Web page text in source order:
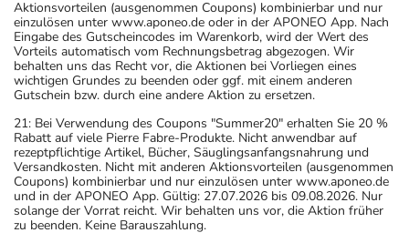
Aktionsvorteilen (ausgenommen Coupons) kombinierbar und nur
einzulösen unter www.aponeo.de oder in der APONEO App. Nach
Eingabe des Gutscheincodes im Warenkorb, wird der Wert des
Vorteils automatisch vom Rechnungsbetrag abgezogen. Wir
behalten uns das Recht vor, die Aktionen bei Vorliegen eines
wichtigen Grundes zu beenden oder ggf. mit einem anderen
Gutschein bzw. durch eine andere Aktion zu ersetzen.
21: Bei Verwendung des Coupons "Summer20" erhalten Sie 20 %
Rabatt auf viele Pierre Fabre-Produkte. Nicht anwendbar auf
rezeptpflichtige Artikel, Bücher, Säuglingsanfangsnahrung und
Versandkosten. Nicht mit anderen Aktionsvorteilen (ausgenommen
Coupons) kombinierbar und nur einzulösen unter www.aponeo.de
und in der APONEO App. Gültig: 27.07.2026 bis 09.08.2026. Nur
solange der Vorrat reicht. Wir behalten uns vor, die Aktion früher
zu beenden. Keine Barauszahlung.